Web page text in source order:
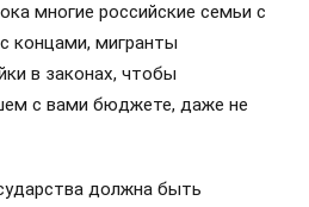
многие российские семьи с
концами, мигранты
в законах, чтобы
с вами бюджете, даже не
должна быть